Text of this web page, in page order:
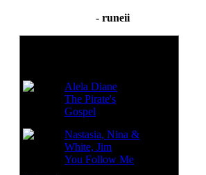
- runeii
Alela Diane
The Pirate's
Gospel
Nastasia, Nina &
White, Jim
You Follow Me